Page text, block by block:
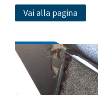
Vai alla pagina